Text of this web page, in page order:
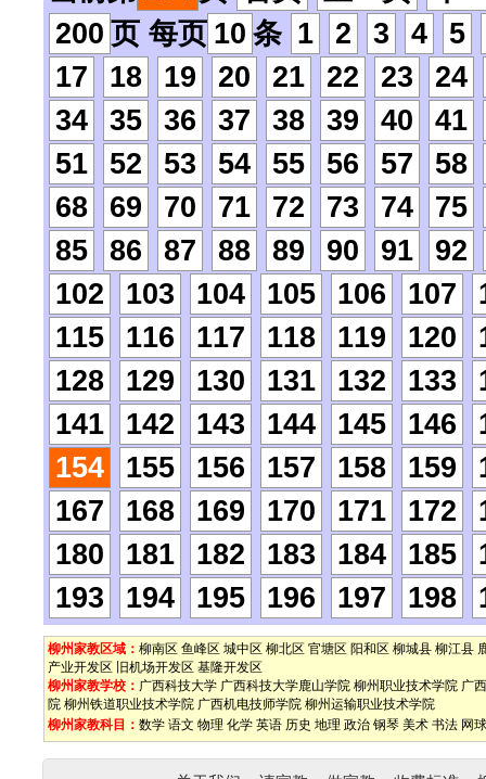
200 页 每页 10 条 1 2 3 4
5
17
18 19 20 21 22 23
24
34
35 36 37 38 39 40
41
51
52 53 54 55 56 57
58
68
69 70 71 72 73 74
75
85
86 87 88 89 90 91
92
102
103 104 105 106 107
115
116 117 118 119 120
128
129 130 131 132 133
141
142 143 144 145 146
154
155 156 157 158 159
167
168 169 170 171 172
180
181 182 183 184 185
193
194 195 196 197 198
柳州家教区域： 柳南区 鱼峰区 城中区 柳北区 官塘区 阳和区 柳城县 柳江县
产业开发区
旧机场开发区 基隆开发区
柳州家教学校： 广西科技大学 广西科技大学鹿山学院 柳州职业技术学院 广
院 柳州铁道职业技术学院 广西机电技师学院 柳州运输职业技术学院
柳州家教科目： 数学 语文 物理 化学 英语 历史 地理 政治 钢琴 美术 书法 网球